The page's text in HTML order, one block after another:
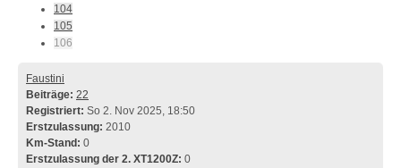
104
105
106
Faustini
Beiträge: 22
Registriert: So 2. Nov 2025, 18:50
Erstzulassung: 2010
Km-Stand: 0
Erstzulassung der 2. XT1200Z: 0